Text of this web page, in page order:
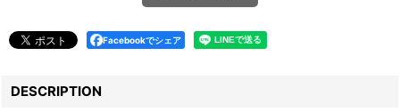
Facebookでシェア
DESCRIPTION